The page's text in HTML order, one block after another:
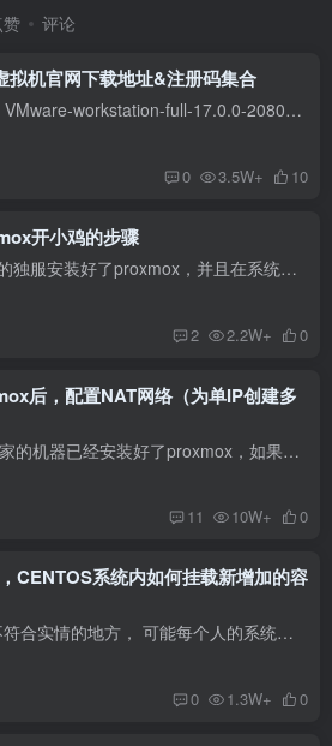
赞 评论
机官网下载地址&注册码集合
最新版本 V17.0.0 下载：VMware-workstation-full-17.0.0-20800274.exe 注册码 JU090-6039P-08409-8J0QH-2YR7F V15.5.6 VMware-workstation-full-15.5.6-16341506.exe 注册码 YG5H2-ANZ0H-M8ERY...
0 3.5W+ 10
开小鸡的步骤
本文的前提是Hetzner家的独服安装好了proxmox，并且在系统内做好了NAT设置。本文使用的情况是单IP开设虚拟机。如果购买了多IP，就不用往下看了。 创建KVM虚拟机需要使用ISO镜像安装虚拟机的系统...
2 2.2W+ 0
后，配置NAT网络（为单IP创建多
本文的前提是HETZNER家的机器已经安装好了proxmox，如果还没有安装好，请转到：https://mengniuge.com/hetzner-proxmox-install.html 查看安装步骤。本人使用的场景是单IP开NAT虚拟机，如果您购...
11 10W+ 0
CENTOS系统内如何挂载新增加的容
网上他人的文章有少许不符合实情的地方， 可能每个人的系统环境不一样， 所以有少许差异。所以稍作修改后再发表在这里记录一下。 第一步 增加分区： 1、VM—>setting—>harddisk 下扩大磁...
0 1.3W+ 0